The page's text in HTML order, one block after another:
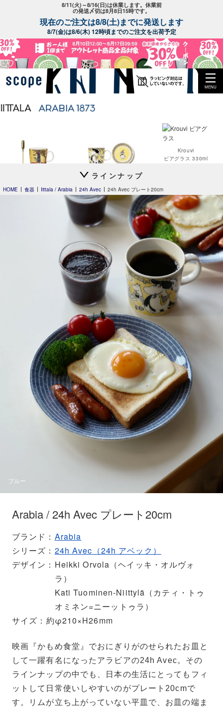
8/11(火)～8/16(日)は休業します。休業前
の発送〆切は8月8日15時です。
現在のご注文は8/8(土)までに発送します
8/7(金)は8/6(木) 12時頃までのご注文を出荷予定
MENU
マグ 0.3L 2026
Moomin オペラ
Krouvi
ビアグラス 330ml
プレート 15cm
Teema
プレート 23cm
Teema
スクエアプレート12×12
cm
ラインナップ
HOME 食器 Iittala / Arabia 24h Avec 24h Avec プレート20cm
ブルー
Arabia / 24h Avec プレート20cm
ブランド
Arabia
シリーズ
24h Avec（24h アベック）
デザイン
Heikki Orvola（ヘイッキ・オルヴォ
ラ）
Kati Tuominen-Niittylä（カティ・トゥ
オミネン=ニーットゥラ）
サイズ
約φ210×H26mm
映画『かもめ食堂』でおにぎりがのせられたお皿と
して一躍有名になったアラビアの24h Avec。その
ラインナップの中でも、日本の生活にとってもフィ
ットして日常使いしやすいのがプレート20cmで
す。リムが立ち上がっていない平皿で、お皿の端ま